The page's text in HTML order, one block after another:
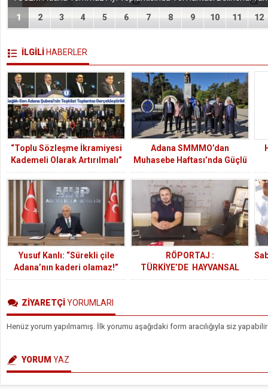
1 2 3 4 5 6 7 8 9 10 11 12
İLGİLİ HABERLER
“Toplu Sözleşme İkramiyesi
Kademeli Olarak Artırılmalı”
Adana SMMMO’dan
Muhasebe Haftası’nda Güçlü
Mesaj
Yusuf Kanlı: “Sürekli çile
Adana’nın kaderi olamaz!”
RÖPORTAJ :
TÜRKİYE’DE HAYVANSAL
PROTEİN YEMİ ÜRETEN 22
ZİYARETÇİYORUMLARI
Henüz yorum yapılmamış. İlk yorumu aşağıdaki form aracılığıyla siz
YORUM YAZ